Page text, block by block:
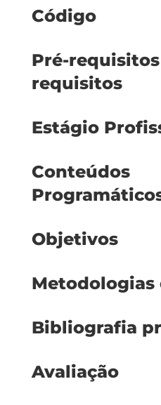
Código
Pré-
requisitos
Estágio
Conteúdos
Objetivos
Metodologias
Bibliografia
Avaliação